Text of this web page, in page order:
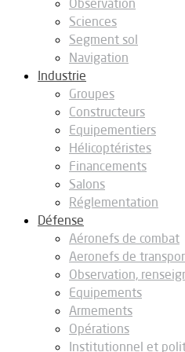
Observation
Sciences
Segment sol
Navigation
Industrie
Groupes
Constructeurs
Equipementiers
Hélicoptéristes
Financements
Salons
Réglementation
Défense
Aéronefs de combat
Aeronefs de
Observation,
Equipements
Armements
Opérations
Institutionnel et